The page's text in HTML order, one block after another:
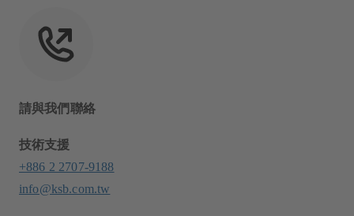
請與我們聯絡
技術支援
+886 2 2707-9188
info@ksb.com.tw